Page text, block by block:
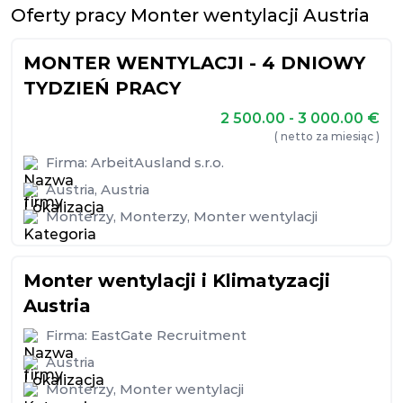
Oferty pracy Monter wentylacji Austria
MONTER WENTYLACJI - 4 DNIOWY
TYDZIEŃ PRACY
2 500.00 - 3 000.00 €
( netto za miesiąc )
Firma: ArbeitAusland s.r.o.
Austria, Austria
Monterzy, Monterzy, Monter wentylacji
Monter wentylacji i Klimatyzacji
Austria
Firma: EastGate Recruitment
Austria
Monterzy, Monter wentylacji